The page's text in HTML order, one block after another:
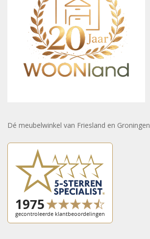
Dé meubelwinkel van Friesland en Groningen